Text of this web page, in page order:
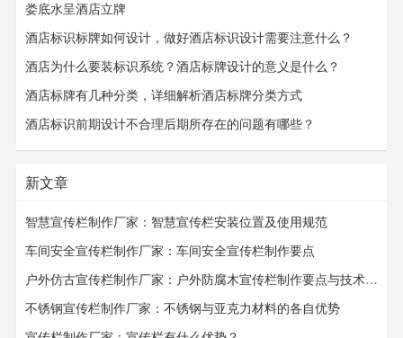
娄底水呈酒店立牌
酒店标识标牌如何设计，做好酒店标识设计需要注意什么？
酒店为什么要装标识系统？酒店标牌设计的意义是什么？
酒店标牌有几种分类，详细解析酒店标牌分类方式
酒店标识前期设计不合理后期所存在的问题有哪些？
新文章
智慧宣传栏制作厂家：智慧宣传栏安装位置及使用规范
车间安全宣传栏制作厂家：车间安全宣传栏​​​​​​​制作要点
户外仿古宣传栏制作厂家：户外防腐木宣传栏制作要点与技术要求
不锈钢宣传栏制作厂家：不锈钢与亚克力材料的各自优势